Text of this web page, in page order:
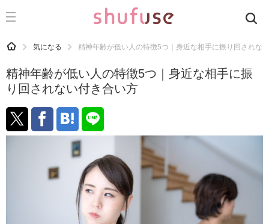
CATEGORY 記事カテゴリ
運気
洗濯
生活の知恵
HOME 気になる 精神年齢が低い人の特徴5つ｜身近な相手に振り回されな
精神年齢が低い人の特徴5つ｜身近な相手に振
り回されない付き合い方